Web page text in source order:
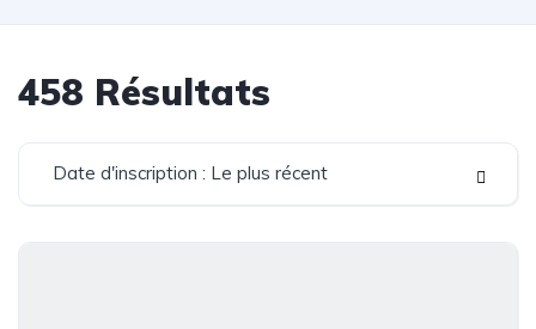
458 Résultats
Date d'inscription : Le plus récent